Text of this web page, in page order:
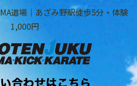
道場｜あざみ野駅徒歩5分・体験
1,000円